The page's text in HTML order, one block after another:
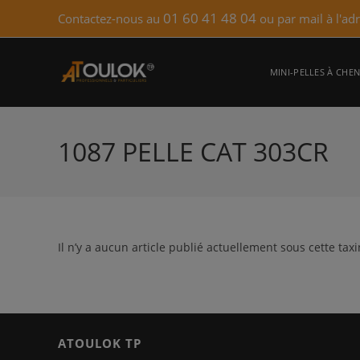
Contactez-nous au 01 60 41 48 04 ou par mail à
MINI-PELLES À
1087 PELLE CAT 303CR
Il n’y a aucun article publié actuellement sous cette
ATOULOK TP